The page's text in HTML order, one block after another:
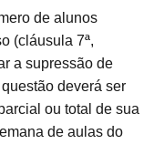
de alunos
(cláusula 7ª,
a supressão de
deverá ser
ou total de sua
de aulas do